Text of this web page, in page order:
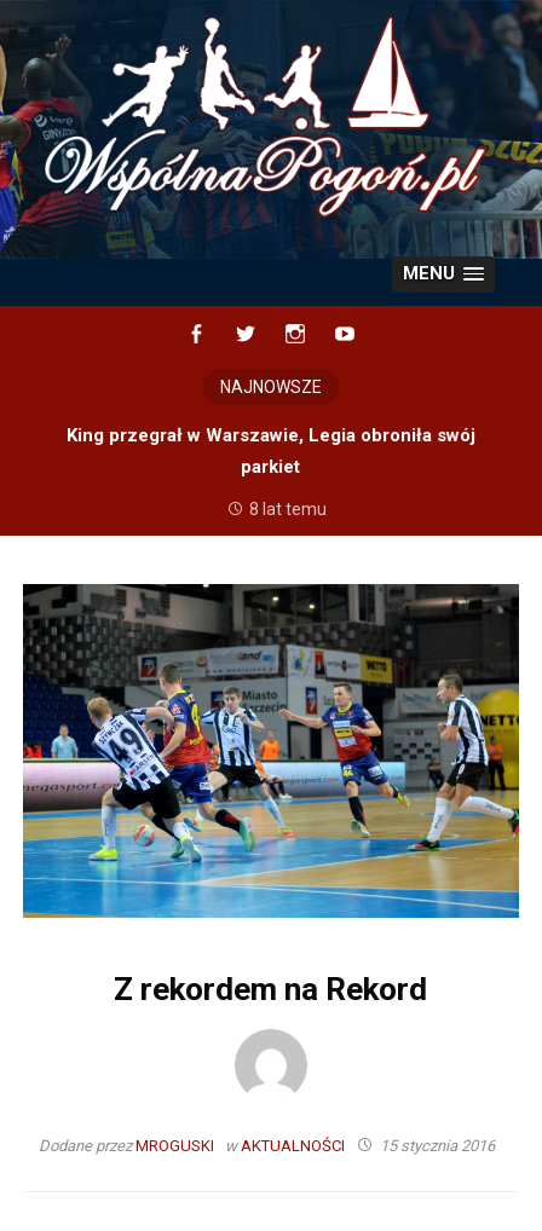
content
MENU
NAJNOWSZE
King przegrał w Warszawie, Legia obroniła swój
parkiet
8 lat temu
Z rekordem na Rekord
Dodane przezMROGUSKI w AKTUALNOŚCI 15 stycznia 2016